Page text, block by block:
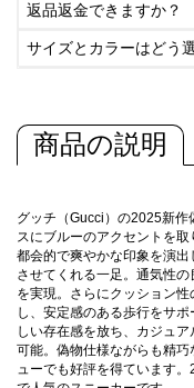
返品返金できますか？
サイズとカラーはどう
商品の説明
グッチ（Gucci）の2025新作
スにブルーのアクセントを取
都会的で爽やかな印象を演
させてくれる一足。通気性
を実現。さらにクッション
し、安定感のある歩行をサ
しい存在感を放ち、カジュ
可能。偽物仕様ながらも精
ューでも好評を得ています